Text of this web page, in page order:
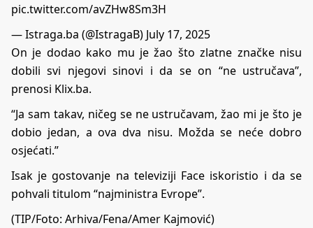
pic.twitter.com/avZHw8Sm3H
— Istraga.ba (@IstragaB) July 17, 2025
On je dodao kako mu je žao što zlatne značke nisu
dobili svi njegovi sinovi i da se on “ne ustručava”,
prenosi Klix.ba.
“Ja sam takav, ničeg se ne ustručavam, žao mi je što je
dobio jedan, a ova dva nisu. Možda se neće dobro
osjećati.”
Isak je gostovanje na televiziji Face iskoristio i da se
pohvali titulom “najministra Evrope”.
(TIP/Foto: Arhiva/Fena/Amer Kajmović)